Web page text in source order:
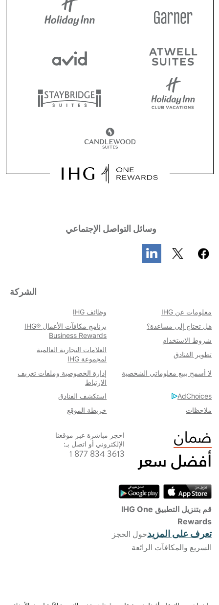
وسائل التواصل الإجتماعي
الشركة
معلومات عن IHG
وظائف IHG
هل تحتاج إلى مساعدة؟
برنامج مكافآت الأعمال IHG®
Business Rewards
شروط الاستخدام​
العلامات التجارية العالمية
لمجموعة IHG
تطوير الفنادق
إدارة الخصوصية وملفات تعريف
الارتباط
لا أسمح ببيع معلوماتي الشخصية
استكشف الفنادق
AdChoices
خريطة الموقع
ملاحظات
احجز مباشرة عبر موقعنا
الإلكتروني أو اتصل بـ:
1 877 834 3613
قم بتنزيل التطبيق IHG One
Rewards
تعرف على المزيدحول الحجز
السريع والمكافآت الرائعة